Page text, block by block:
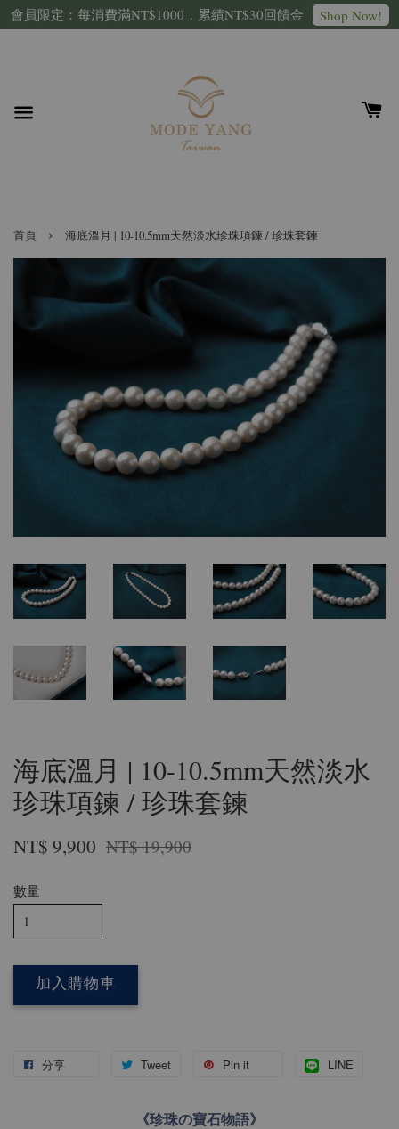
會員限定：每消費滿NT$1000，累績NT$30回饋金 Shop Now!
首頁 › 海底溫月 | 10-10.5mm天然淡水珍珠項鍊 / 珍珠套鍊
海底溫月 | 10-10.5mm天然淡水
珍珠項鍊 / 珍珠套鍊
NT$ 9,900 NT$ 19,900
數量
加入購物車
分享 Tweet Pin it LINE
《珍珠の寶石物語》